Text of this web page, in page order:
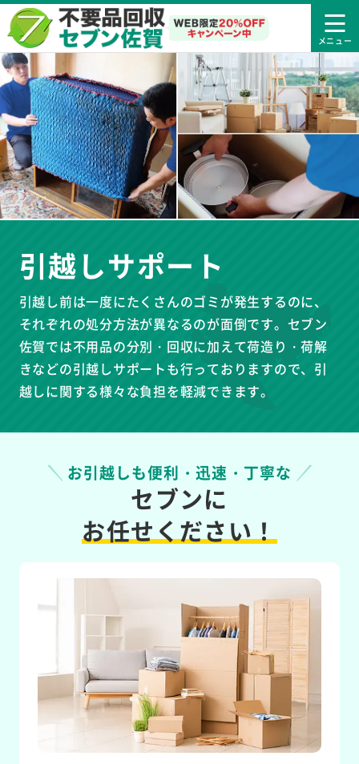
引越しサポート
引越し前は一度にたくさんのゴミが発生するのに、
それぞれの処分方法が異なるのが面倒です。セブン
佐賀では不用品の分別・回収に加えて荷造り・荷解
きなどの引越しサポートも行っておりますので、引
越しに関する様々な負担を軽減できます。
お引越しも便利・迅速・丁寧な
セブンに
お任せください！